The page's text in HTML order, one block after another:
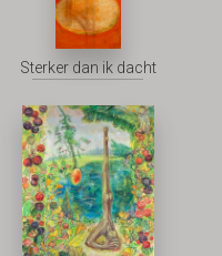
Sterker dan ik dacht